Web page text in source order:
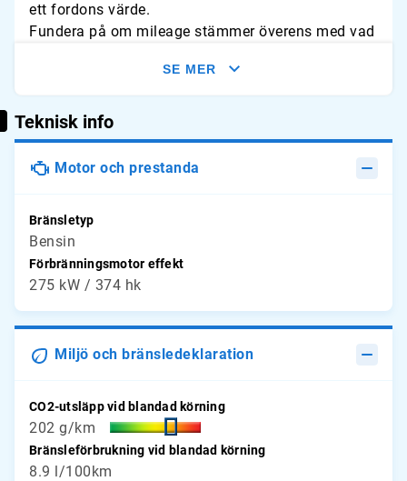
ett fordons värde.
Fundera på om mileage stämmer överens med vad
slitage och jämför avläsningarna med typliga
årliga genomsnitt.
SE MER
Teknisk info
Motor och prestanda
Bränsletyp
Bensin
Förbränningsmotor effekt
275 kW / 374 hk
Miljö och bränsledeklaration
CO2-utsläpp vid blandad körning
202 g/km
Bränsleförbrukning vid blandad körning
8.9 l/100km